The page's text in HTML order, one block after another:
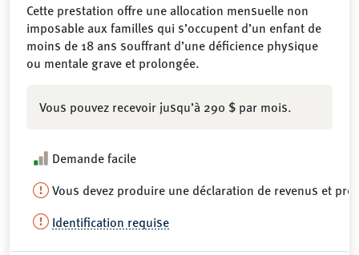
Cette prestation offre une allocation mensuelle non
imposable aux familles qui s’occupent d’un enfant de
moins de 18 ans souffrant d’une déficience physique
ou mentale grave et prolongée.
Vous pouvez recevoir jusqu’à 290 $ par mois.
Demande facile
Vous devez produire une déclaration de revenus et
Identification requise